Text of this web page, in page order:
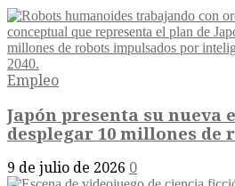
Empleo
Japón presenta su nueva
desplegar 10 millones de
9 de julio de 2026 0